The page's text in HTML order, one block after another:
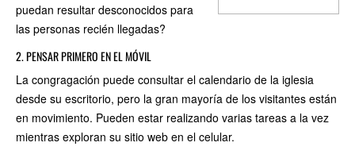
puedan resultar desconocidos para
las personas recién llegadas?
2. PENSAR PRIMERO EN EL MÓVIL
La congragación puede consultar el calendario de la iglesia
desde su escritorio, pero la gran mayoría de los visitantes están
en movimiento. Pueden estar realizando varias tareas a la vez
mientras exploran su sitio web en el celular.